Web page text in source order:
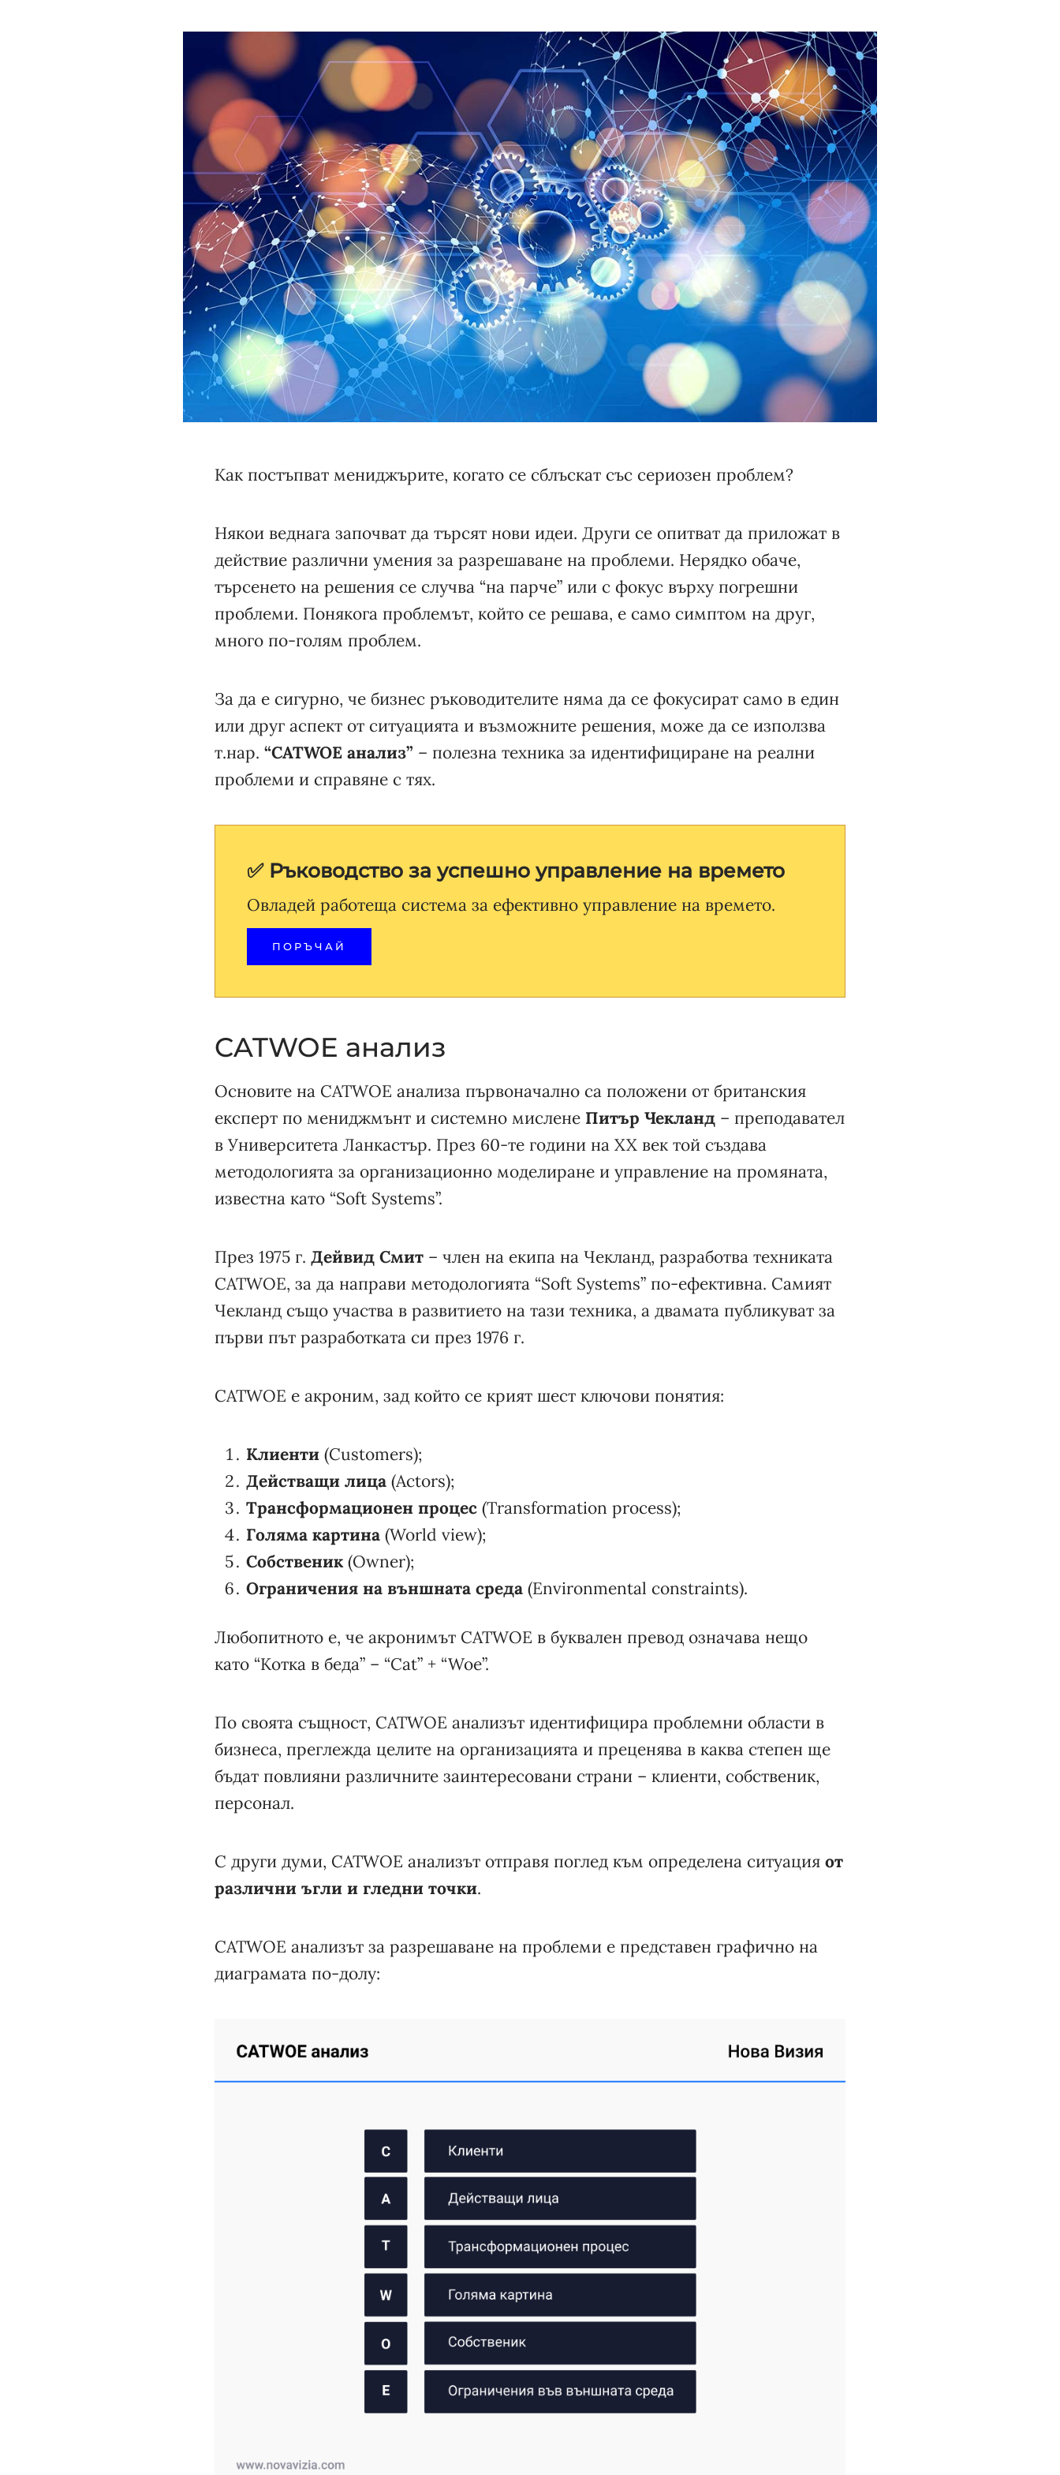
Как постъпват мениджърите, когато се сблъскат със сериозен проблем?
Някои веднага започват да търсят нови идеи. Други се опитват да приложат в
действие различни умения за разрешаване на проблеми. Нерядко обаче,
търсенето на решения се случва “на парче” или с фокус върху погрешни
проблеми. Понякога проблемът, който се решава, е само симптом на друг,
много по-голям проблем.
За да е сигурно, че бизнес ръководителите няма да се фокусират само в един
или друг аспект от ситуацията и възможните решения, може да се използва
т.нар. “CATWOE анализ” – полезна техника за идентифициране на реални
проблеми и справяне с тях.
✅ Ръководство за успешно управление на времето
Овладей работеща система за ефективно управление на времето.
ПОРЪЧАЙ
CATWOE анализ
Основите на CATWOE анализа първоначално са положени от британския
експерт по мениджмънт и системно мислене Питър Чекланд – преподавател
в Университета Ланкастър. През 60-те години на XX век той създава
методологията за организационно моделиране и управление на промяната,
известна като “Soft Systems”.
През 1975 г. Дейвид Смит – член на екипа на Чекланд, разработва техниката
CATWOE, за да направи методологията “Soft Systems” по-ефективна. Самият
Чекланд също участва в развитието на тази техника, а двамата публикуват за
първи път разработката си през 1976 г.
CATWOE е акроним, зад който се крият шест ключови понятия:
Клиенти (Customers);
Действащи лица (Actors);
Трансформационен процес (Transformation process);
Голяма картина (World view);
Собственик (Owner);
Ограничения на външната среда (Environmental constraints).
Любопитното е, че акронимът CATWOE в буквален превод означава нещо
като “Котка в беда” – “Cat” + “Woe”.
По своята същност, CATWOE анализът идентифицира проблемни области в
бизнеса, преглежда целите на организацията и преценява в каква степен ще
бъдат повлияни различните заинтересовани страни – клиенти, собственик,
персонал.
С други думи, CATWOE анализът отправя поглед към определена ситуация от
различни ъгли и гледни точки.
CATWOE анализът за разрешаване на проблеми е представен графично на
диаграмата по-долу: